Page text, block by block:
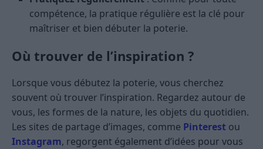
compétence, la pratique régulière est la clé pour
maîtriser et bien débuter la poterie.
Où trouver de l’inspiration ?
Lorsque vous débutez la poterie, vous cherchez
souvent où trouver l’inspiration. Regardez autour de
vous, les formes de la nature, les objets du quotidien.
Les sites de partage d’images, comme Pinterest ou
Instagram, regorgent également d’idées pour vous